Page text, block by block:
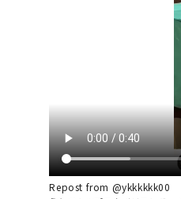
Repost from @ykkkkkk00